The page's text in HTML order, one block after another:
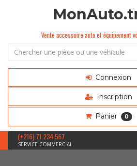
Vente accessoire auto et équipement
Connexion
Inscription
Panier 0
(+216) 71 234 567
SERVICE COMMERCIAL